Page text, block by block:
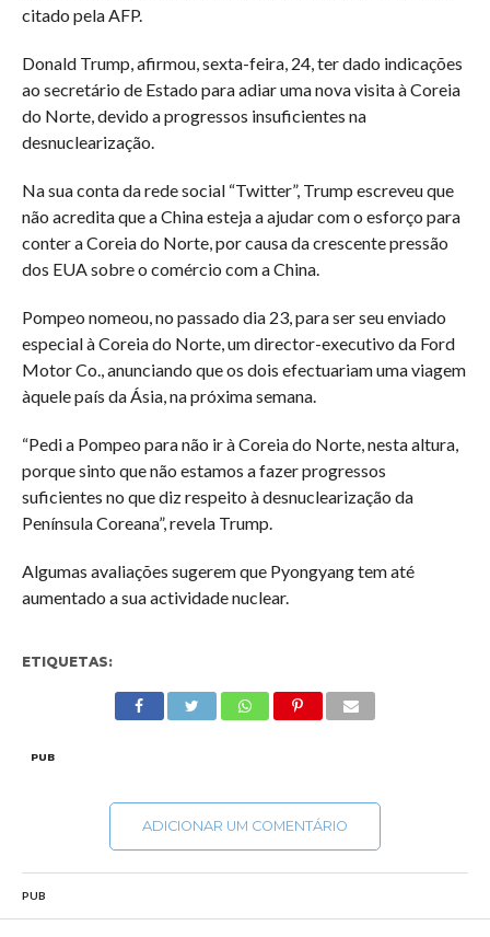
citado pela AFP.
Donald Trump, afirmou, sexta-feira, 24, ter dado indicações
ao secretário de Estado para adiar uma nova visita à Coreia
do Norte, devido a progressos insuficientes na
desnuclearização.
Na sua conta da rede social “Twitter”, Trump escreveu que
não acredita que a China esteja a ajudar com o esforço para
conter a Coreia do Norte, por causa da crescente pressão
dos EUA sobre o comércio com a China.
Pompeo nomeou, no passado dia 23, para ser seu enviado
especial à Coreia do Norte, um director-executivo da Ford
Motor Co., anunciando que os dois efectuariam uma viagem
àquele país da Ásia, na próxima semana.
“Pedi a Pompeo para não ir à Coreia do Norte, nesta altura,
porque sinto que não estamos a fazer progressos
suficientes no que diz respeito à desnuclearização da
Península Coreana”, revela Trump.
Algumas avaliações sugerem que Pyongyang tem até
aumentado a sua actividade nuclear.
ETIQUETAS:
PUB
ADICIONAR UM COMENTÁRIO
PUB